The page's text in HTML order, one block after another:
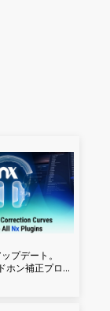
プデート。
ホン補正プロフ